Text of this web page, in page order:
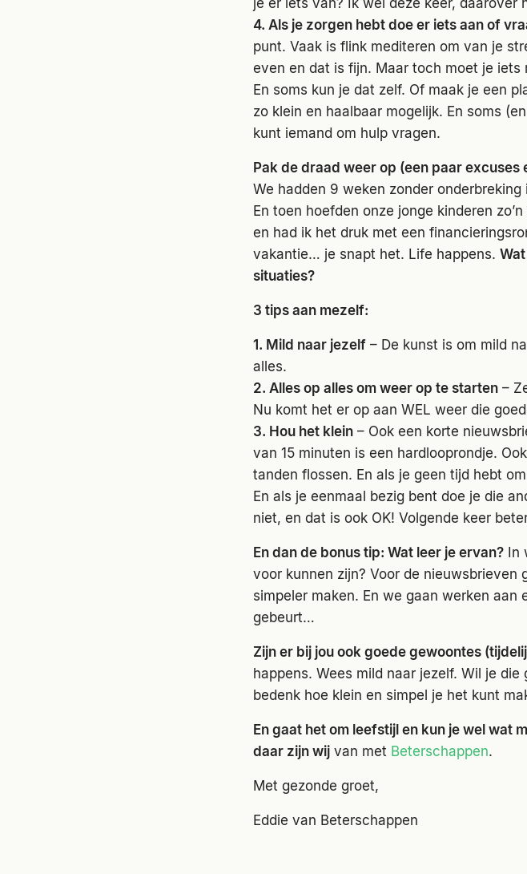
je er iets van? Ik wel deze keer, daarover
4. Als je zorgen hebt doe er iets aan of
punt. Vaak is flink mediteren om van je
even en dat is fijn. Maar toch moet je
En soms kun je dat zelf. Of maak je een
zo klein en haalbaar mogelijk. En soms
kunt iemand om hulp vragen.
Pak de draad weer op (een paar
We hadden 9 weken zonder
En toen hoefden onze jonge kinderen
en had ik het druk met een
vakantie… je snapt het. Life happens.
situaties?
3 tips aan mezelf:
1. Mild naar jezelf – De kunst is om mild
alles.
2. Alles op alles om weer op te starten –
Nu komt het er op aan WEL weer die
3. Hou het klein – Ook een korte
van 15 minuten is een hardlooprondje.
tanden flossen. En als je geen tijd hebt
En als je eenmaal bezig bent doe je die
niet, en dat is ook OK! Volgende keer
En dan de bonus tip: Wat leer je ervan? In
voor kunnen zijn? Voor de
simpeler maken. En we gaan werken
gebeurt…
Zijn er bij jou ook goede gewoontes
happens. Wees mild naar jezelf. Wil je
bedenk hoe klein en simpel je het kunt
En gaat het om leefstijl en kun je wel wat
daar zijn wij van met Beterschappen.
Met gezonde groet,
Eddie van Beterschappen